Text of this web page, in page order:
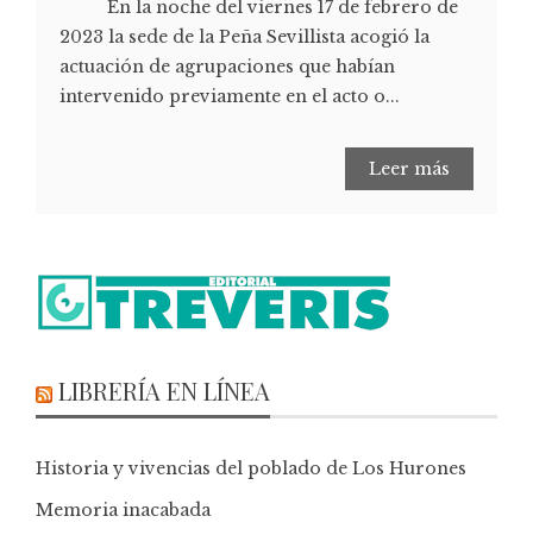
En la noche del viernes 17 de febrero de
2023 la sede de la Peña Sevillista acogió la
actuación de agrupaciones que habían
intervenido previamente en el acto o...
Leer más
LIBRERÍA EN LÍNEA
Historia y vivencias del poblado de Los Hurones
Memoria inacabada